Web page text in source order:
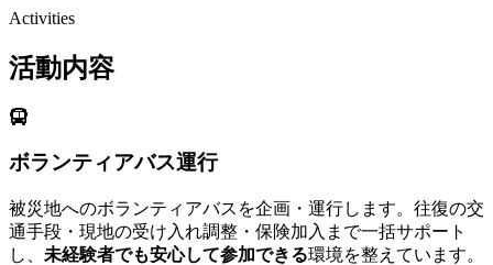
Activities
活動内容
ボランティアバス運行
被災地へのボランティアバスを企画・運行します。往復の交
通手段・現地の受け入れ調整・保険加入まで一括サポート
し、 未経験者でも安心して参加できる環境を整えています。